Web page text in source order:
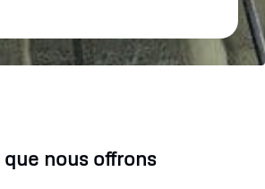
que nous offrons